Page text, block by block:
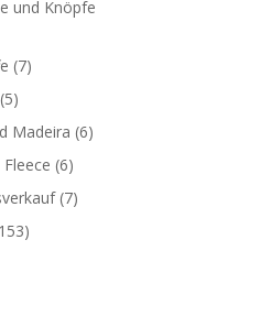
und Knöpfe
(7)
(5)
Madeira (6)
(6)
(7)